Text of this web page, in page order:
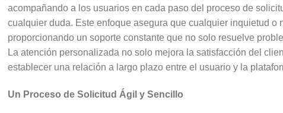
acompañando a los usuarios en cada paso del proceso de
cualquier duda. Este enfoque asegura que cualquier inquietud
proporcionando un soporte constante que no solo resuelve
La atención personalizada no solo mejora la satisfacción del
establecer una relación a largo plazo entre el usuario y la
Un Proceso de Solicitud Ágil y Sencillo